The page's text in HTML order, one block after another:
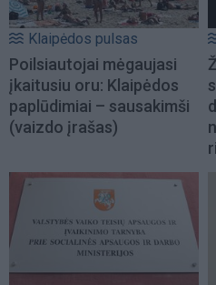
Klaipėdos pulsas
Poilsiautojai mėgaujasi
įkaitusiu oru: Klaipėdos
paplūdimiai – sausakimši
(vaizdo įrašas)